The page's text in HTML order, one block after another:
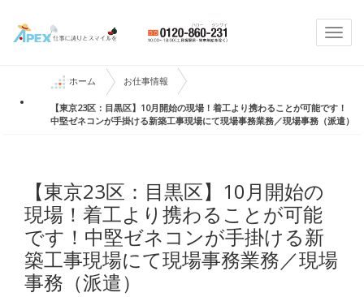
ホーム お仕事情報
【東京23区：目黒区】10月開始の現場！着工より携わることが可能です！
中堅ゼネコンが手掛ける新築工事現場にて現場事務業務／現場事務（派遣）
【東京23区：目黒区】10月開始の
現場！着工より携わることが可能
です！中堅ゼネコンが手掛ける新
築工事現場にて現場事務業務／現場
事務（派遣）